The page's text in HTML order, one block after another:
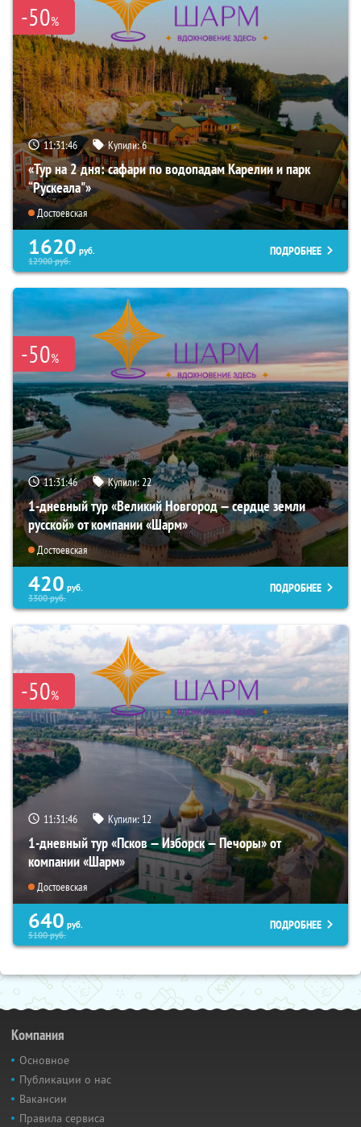
-50%
11:31:44 Купили:6
«Тур на 2 дня: сафари по водопадам Карелии и парк
“Рускеала"»
Достоевская
1620 руб.
12900руб.
ПОДРОБНЕЕ
-50%
11:31:44 Купили:22
1-дневный тур «Великий Новгород — сердце земли
русской» от компании «Шарм»
Достоевская
420 руб.
3300руб.
ПОДРОБНЕЕ
-50%
11:31:44 Купили:12
1-дневный тур «Псков — Изборск — Печоры» от
компании «Шарм»
Достоевская
640 руб.
5100руб.
ПОДРОБНЕЕ
Компания
Основное
Публикации о нас
Вакансии
Правила сервиса